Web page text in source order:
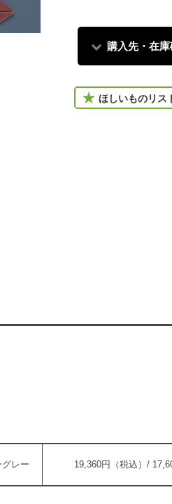
購入先・在
ほしいものリス
レー 19,360円（税込）/